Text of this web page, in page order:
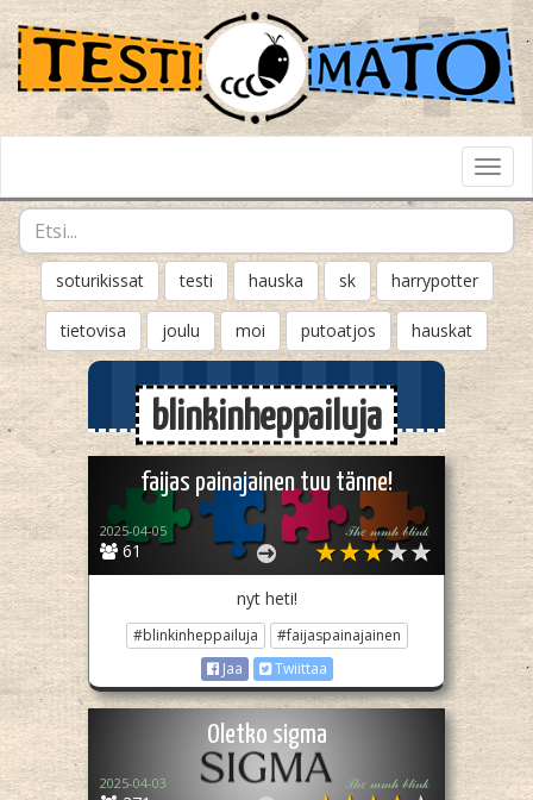
soturikissat testi hauska sk harrypotter
tietovisa joulu moi putoatjos hauskat
blinkinheppailuja
faijas painajainen tuu tänne!
61
2025-04-05 𝒯𝒽𝑒 𝓂𝓂𝒽 𝒷𝓁𝒾𝓃𝓀
nyt heti!
#blinkinheppailuja
#faijaspainajainen
Jaa
Twiittaa
Oletko sigma
2025-04-03 𝒯𝒽𝑒 𝓂𝓂𝒽 𝒷𝓁𝒾𝓃𝓀